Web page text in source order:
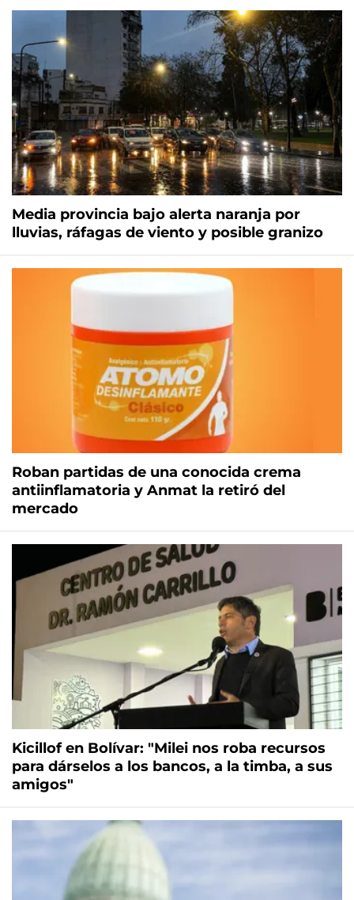
Media provincia bajo alerta naranja por
lluvias, ráfagas de viento y posible granizo
Roban partidas de una conocida crema
antiinflamatoria y Anmat la retiró del
mercado
Kicillof en Bolívar: "Milei nos roba recursos
para dárselos a los bancos, a la timba, a sus
amigos"